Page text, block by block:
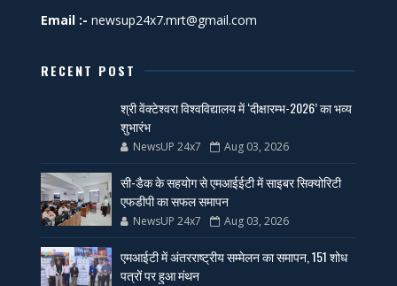
Email :- newsup24x7.mrt@gmail.com
RECENT POST
श्री वेंक्टेश्वरा विश्वविद्यालय में ‘दीक्षारम्भ-2026’ का भव्य
शुभारंभ
NewsUP 24x7 Aug 03, 2026
सी-डैक के सहयोग से एमआईईटी में साइबर सिक्योरिटी
एफडीपी का सफल समापन
NewsUP 24x7 Aug 03, 2026
एमआईटी में अंतरराष्ट्रीय सम्मेलन का समापन, 151 शोध
पत्रों पर हुआ मंथन